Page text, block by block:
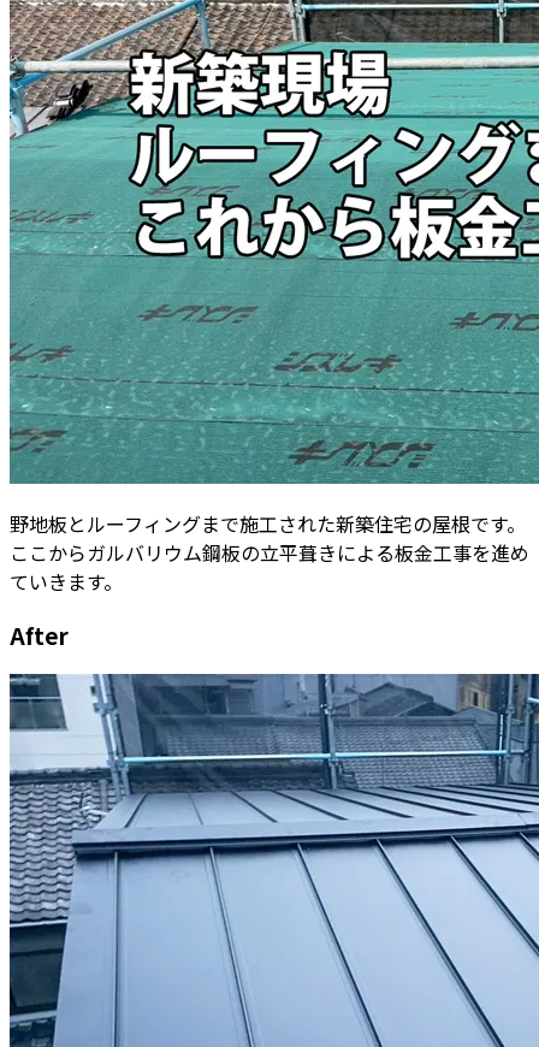
野地板とルーフィングまで施工された新築住宅の屋根です。
ここからガルバリウム鋼板の立平葺きによる板金工事を進め
ていきます。
After